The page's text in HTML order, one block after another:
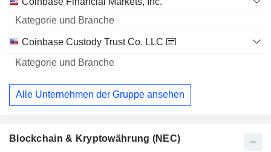
Coinbase Custody Trust Co. LLC
Alle Unternehmen der Gruppe ansehen
Blockchain & Kryptowährung (NEC)